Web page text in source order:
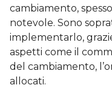
cambiamento,
notevole. Sono
implementarlo,
aspetti come il
del cambiamento,
allocati.